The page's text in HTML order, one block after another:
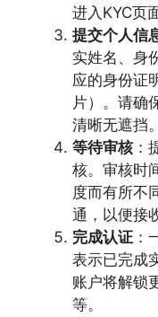
进入KYC页
提交个人信
实姓名、身
应的身份证
片）。请确
清晰无遮挡。
等待审核：
核。审核时
度而有所不
通，以便接
完成认证 ：
表示已完成
账户将解锁
等。